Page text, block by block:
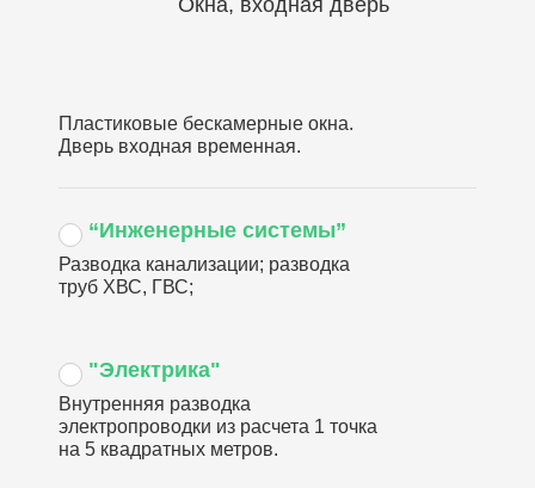
Окна, входная дверь
Пластиковые бескамерные окна.
Дверь входная временная.
“Инженерные системы”
Разводка канализации; разводка
труб ХВС, ГВС;
"Электрика"
Внутренняя разводка
электропроводки из расчета 1 точка
на 5 квадратных метров.